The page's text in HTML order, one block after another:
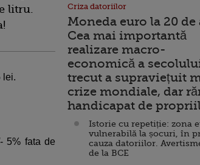
litru.
lei.
5% fata de
Criza datoriilor
Moneda euro la 20 de
Cea mai importantă
realizare macro-
economică a
trecut a supraviețuit
crize mondiale, dar
handicapat de
Istorie cu repetiție: zona
vulnerabilă la șocuri, în
cauza datoriilor.
de la BCE